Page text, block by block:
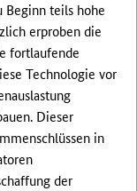
Beginn teils hohe
erproben die
fortlaufende
Technologie vor
Dieser
in
der